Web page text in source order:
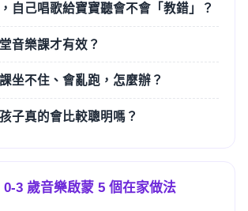
自己唱歌給寶寶聽會不會「教錯」？
音樂課才有效？
坐不住、會亂跑，怎麼辦？
子真的會比較聰明嗎？
3 歲音樂啟蒙 5 個在家做法